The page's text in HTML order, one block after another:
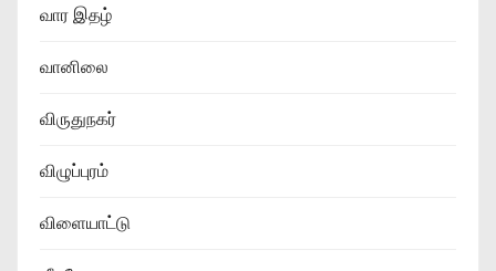
வார இதழ்
வானிலை
விருதுநகர்
விழுப்புரம்
விளையாட்டு